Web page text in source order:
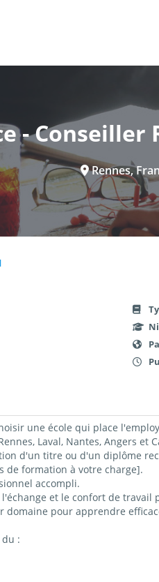
- Conseiller
Rennes,
une école qui place
Laval, Nantes, Angers
d'un titre ou d'un diplôme
de formation à votre charge].
accompli.
et le confort de
pour apprendre
: